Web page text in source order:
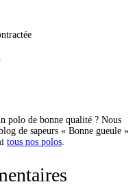
polo de bonne qualité ? Nous
de sapeurs « Bonne gueule »
tous nos polos.